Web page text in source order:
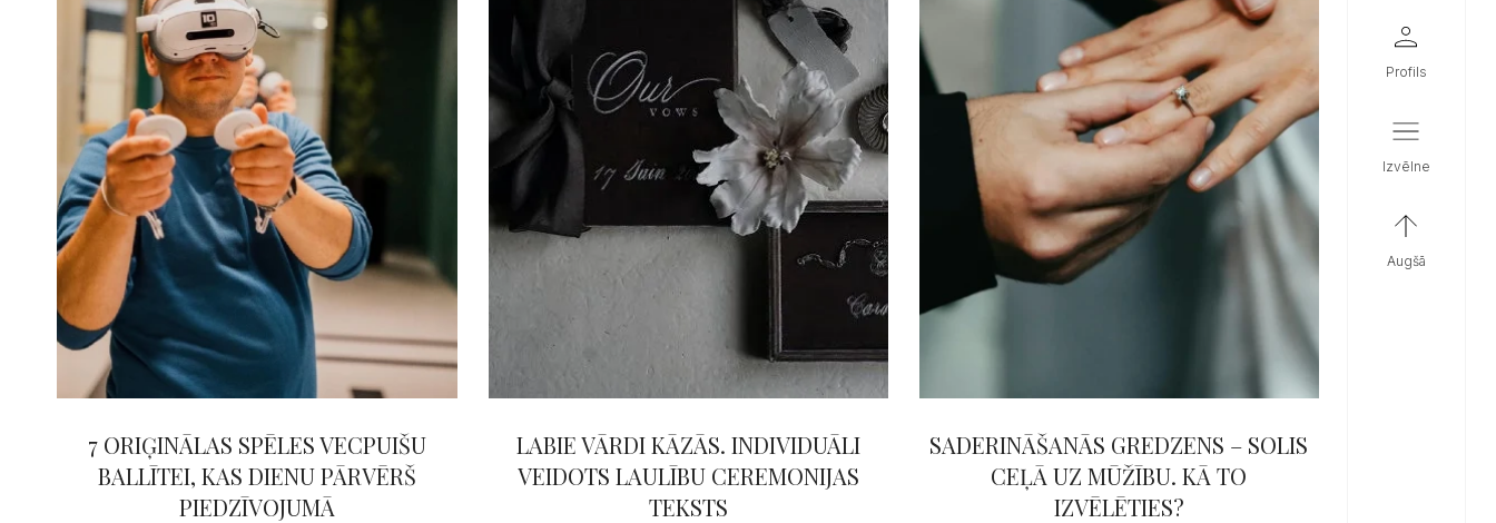
7 ORIĢINĀLAS SPĒLES VECPUIŠU
BALLĪTEI, KAS DIENU PĀRVĒRŠ
PIEDZĪVOJUMĀ
LABIE VĀRDI KĀZĀS. INDIVIDUĀLI
VEIDOTS LAULĪBU CEREMONIJAS
TEKSTS
SADERINĀŠANĀS GREDZENS – SOLIS
CEĻĀ UZ MŪŽĪBU. KĀ TO
IZVĒLĒTIES?
profils
izvēlne
augšā